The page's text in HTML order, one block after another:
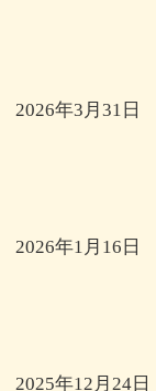
2026年3月31日
2026年1月16日
2025年12月24日